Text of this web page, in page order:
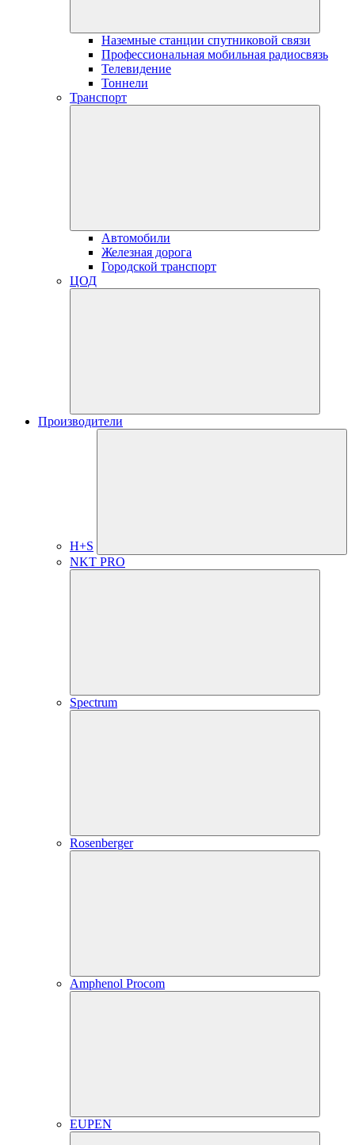
Наземные станции спутниковой связи
Профессиональная мобильная радиосвязь
Телевидение
Тоннели
Транспорт
Автомобили
Железная дорога
Городской транспорт
ЦОД
Производители
H+S
NKT PRO
Spectrum
Rosenberger
Amphenol Procom
EUPEN